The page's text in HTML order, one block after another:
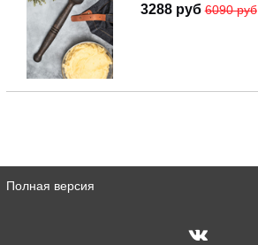
3288 руб6090 руб
Полная версия